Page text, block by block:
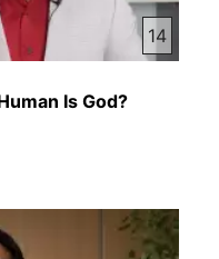
14
Is God?